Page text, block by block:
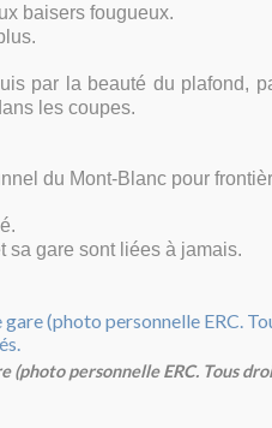
baisers fougueux.
par la beauté du plafond,
les coupes.
du Mont-Blanc pour
sa gare sont liées à jamais.
(photo personnelle ERC. Tous